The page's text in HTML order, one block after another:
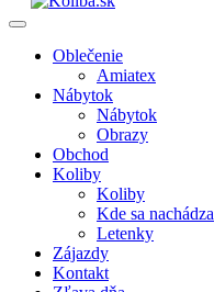
Oblečenie
Amiatex
Nábytok
Nábytok
Obrazy
Obchod
Koliby
Koliby
Kde sa nachádza
Letenky
Zájazdy
Kontakt